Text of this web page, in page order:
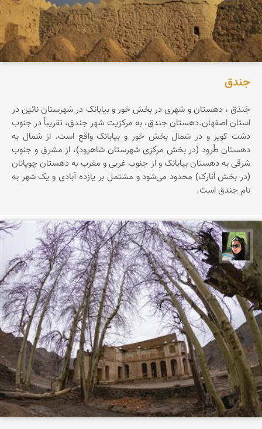
جندق‌
جَندَق‌ ، دهستان‌ و شهری‌ در بخش‌ خور و بیابانک‌ در شهرستان‌ نائین‌ در
استان‌ اصفهان‌.دهستان‌ جندق‌، به‌ مرکزیت‌ شهر جندق‌، تقریباً در جنوب‌
دشت‌ کویر و در شمال‌ بخش‌ خور و بیابانک‌ واقع‌ است‌. از شمال‌ به‌
دهستان‌ طُرود (در بخش‌ مرکزی‌ شهرستان‌ شاهرود)، از مشرق‌ و جنوب‌
شرقی‌ به‌ دهستان‌ بیابانک‌ و از جنوب‌ غربی‌ و مغرب‌ به‌ دهستان‌ چوپانان‌
(در بخش‌ اَنارک‌) محدود می‌شود و مشتمل‌ بر یازده‌ آبادی‌ و یک‌ شهر به‌
نام‌ جندق‌ است‌.
سپیده اصلان